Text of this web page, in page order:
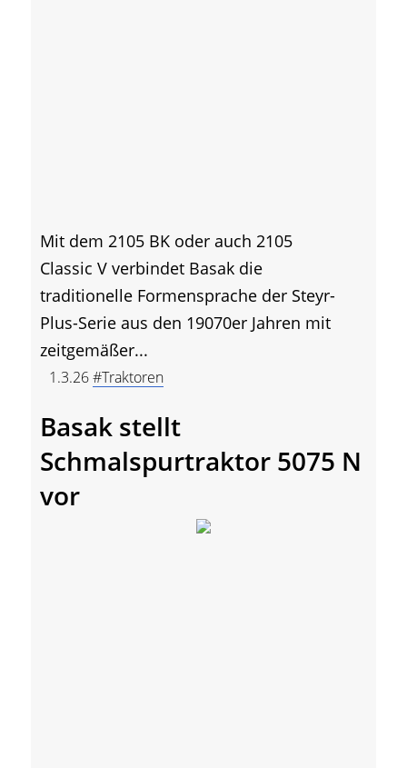
Mit dem 2105 BK oder auch 2105
Classic V verbindet Basak die
traditionelle Formensprache der Steyr-
Plus-Serie aus den 19070er Jahren mit
zeitgemäßer...
1.3.26#Traktoren
Basak stellt
Schmalspurtraktor 5075 N
vor